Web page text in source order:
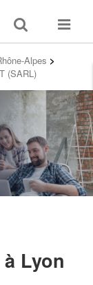
Toggle
search
Toggle
Alpes >
(SARL)
à Lyon